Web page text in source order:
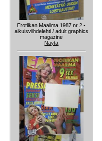
Erotiikan Maailma 1987 nr 2 -
aikuisviihdelehti / adult graphics
magazine
Näytä